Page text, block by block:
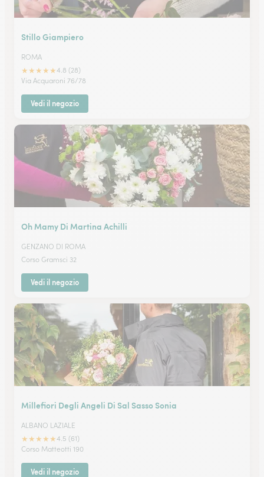
Stillo Giampiero
ROMA
★★★★★4.8 (28)
Via Acquaroni 76/78
Vedi il negozio
Oh Mamy Di Martina Achilli
GENZANO DI ROMA
Corso Gramsci 32
Vedi il negozio
Millefiori Degli Angeli Di Sal Sasso Sonia
ALBANO LAZIALE
★★★★★4.5 (61)
Corso Matteotti 190
Vedi il negozio